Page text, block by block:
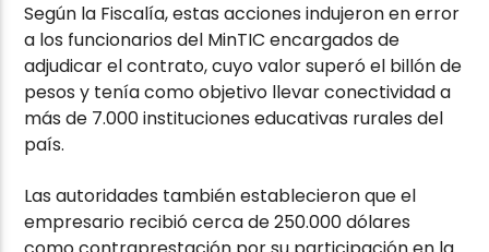
Según la Fiscalía, estas acciones indujeron en error
a los funcionarios del MinTIC encargados de
adjudicar el contrato, cuyo valor superó el billón de
pesos y tenía como objetivo llevar conectividad a
más de 7.000 instituciones educativas rurales del
país.
Las autoridades también establecieron que el
empresario recibió cerca de 250.000 dólares